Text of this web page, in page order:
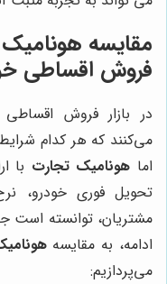
مقایسه
فروش اقساطی
در بازار فروش
می‌کنند که هر کدام
اما هونامیک تجارت با
تحویل فوری خودرو،
مشتریان، توانسته است
ادامه، به مقایسه
می‌پردازیم: